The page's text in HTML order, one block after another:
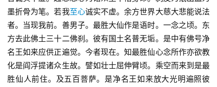
墨折骨为笔。若我至心诚实不虚。余方世界大慈大悲能说法
者。当现我前。善男子。最胜大仙作是语时。一念之顷。东
方去此佛土三十二佛刹。彼有国土名普无垢。是中有佛号净
名王如来应供正遍觉。今者现在。知最胜仙心念所作亦欲教
化是阎浮提诸众生故。譬如壮士屈伸臂顷。乘空而来到是最
胜仙人前住。及五百菩萨。是净名王如来放大光明遍照彼